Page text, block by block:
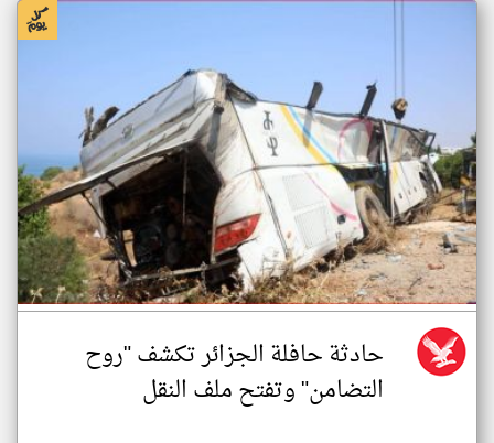
حادثة حافلة الجزائر تكشف "روح
التضامن" وتفتح ملف النقل